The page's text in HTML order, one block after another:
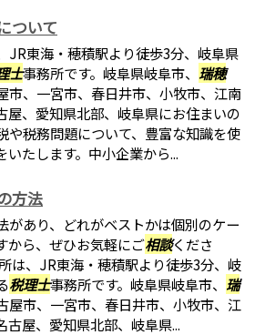
ついて
JR東海・穂積駅より徒歩3分、岐阜県
士事務所です。岐阜県岐阜市、 瑞穂
市、一宮市、春日井市、小牧市、江南
屋、愛知県北部、岐阜県にお住まいの
や税務問題について、豊富な知識を使
いたします。中小企業から...
方法
があり、どれがベストかは個別のケー
から、ぜひお気軽にご相談くださ
は、JR東海・穂積駅より徒歩3分、岐
税理士事務所です。岐阜県岐阜市、 瑞
屋市、一宮市、春日井市、小牧市、江
古屋、愛知県北部、岐阜県...